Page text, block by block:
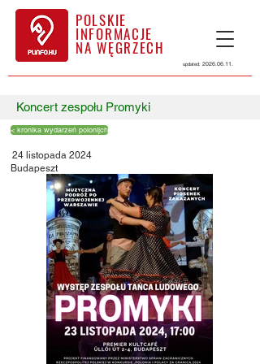
POLSKIE
INFORMACJE
NA WĘGRZECH
updated: 2026.06.11.
Koncert zespołu Promyki
< kronika wydarzeń polonijch
24 listopada 2024
Budapeszt